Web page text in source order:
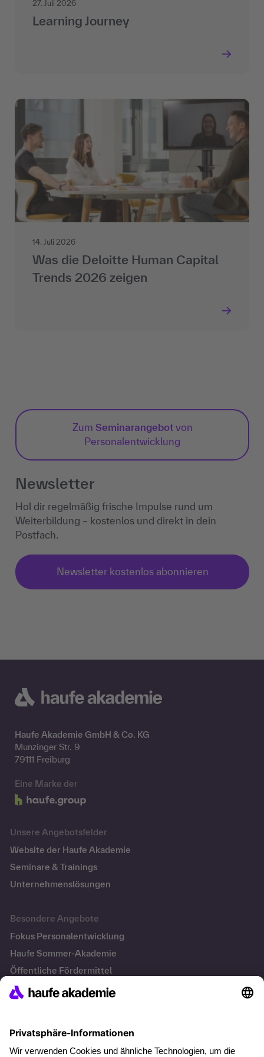
27. Juli 2026
Learning Journey
14. Juli 2026
Was die Deloitte Human Capital
Trends 2026 zeigen
Zum Seminarangebotvon
Personalentwicklung
Newsletter
Hol dir regelmäßig frische Impulse rund um
Weiterbildung – kostenlos und direkt in dein
Postfach.
Newsletter kostenlos abonnieren
Haufe Akademie GmbH & Co. KG
Munzinger Str. 9
79111 Freiburg
Eine Marke der
Unsere Angebotsfelder
Website der Haufe Akademie
Seminare & Trainings
Unternehmenslösungen
Besondere Angebote
Fokus Personalentwicklung
Haufe Sommer-Akademie
Öffentliche Fördermittel
Transfersicherung
Die letzten Artikel
KI Texte menschlicher machen und unverwechselbar